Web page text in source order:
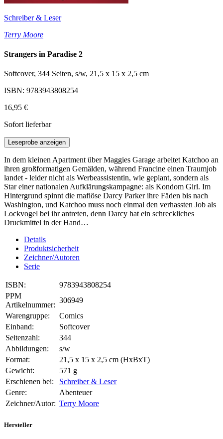
Schreiber & Leser
Terry Moore
Strangers in Paradise 2
Softcover, 344 Seiten, s/w, 21,5 x 15 x 2,5 cm
ISBN: 9783943808254
16,95 €
Sofort lieferbar
Leseprobe anzeigen
In dem kleinen Apartment über Maggies Garage arbeitet Katchoo an
ihren großformatigen Gemälden, während Francine einen Traumjob
landet - leider nicht als Werbeassistentin, wie geplant, sondern als
Star einer nationalen Aufklärungskampagne: als Kondom Girl. Im
Hintergrund spinnt die mafiöse Darcy Parker ihre Fäden bis nach
Washington, und Katchoo muss noch einmal den verhassten Job als
Lockvogel bei ihr antreten, denn Darcy hat ein schreckliches
Druckmittel in der Hand…
Details
Produktsicherheit
Zeichner/Autoren
Serie
ISBN:
9783943808254
PPM
Artikelnummer:
306949
Warengruppe:
Comics
Einband:
Softcover
Seitenzahl:
344
Abbildungen:
s/w
Format:
21,5 x 15 x 2,5 cm (HxBxT)
Gewicht:
571 g
Erschienen bei:
Schreiber & Leser
Genre:
Abenteuer
Zeichner/Autor: Terry Moore
Hersteller